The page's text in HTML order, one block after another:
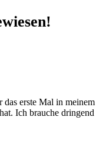
erste Mal in meinem
Ich brauche dringend